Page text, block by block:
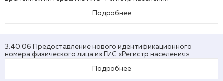
Подробнее
3.40.06 Предоставление нового идентификационного
номера физического лица из ГИС «Регистр населения»
Подробнее